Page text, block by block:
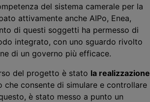
del sistema camerale per la
attivamente anche AIPo, Enea,
di questi soggetti ha permesso di
integrato, con uno sguardo rivolto
di un governo più efficace.
del progetto è stato la realizzazione
che consente di simulare e controllare
è stato messo a punto un